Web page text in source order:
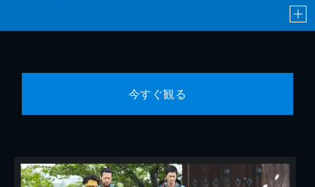
今すぐ観る